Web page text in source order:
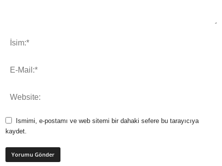
Ismimi, e-postamı ve web sitemi bir dahaki sefere bu tarayıcıya
kaydet.